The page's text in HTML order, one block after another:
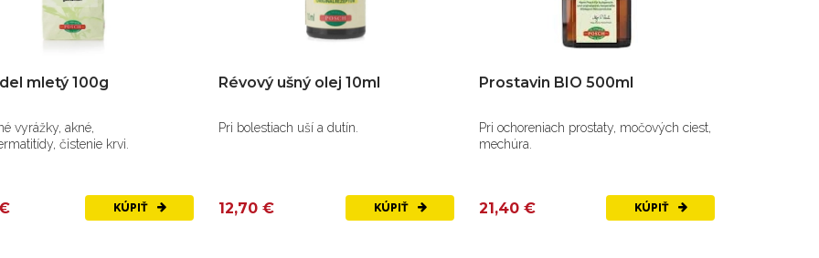
mletý 100g
vyrážky, akné,
čistenie krvi.
KÚPIŤ
Révový ušný olej 10ml
Pri bolestiach uší a dutín.
12,70 € KÚPIŤ
Prostavin BIO 500ml
Pri ochoreniach prostaty, močových ciest,
mechúra.
21,40 € KÚPIŤ